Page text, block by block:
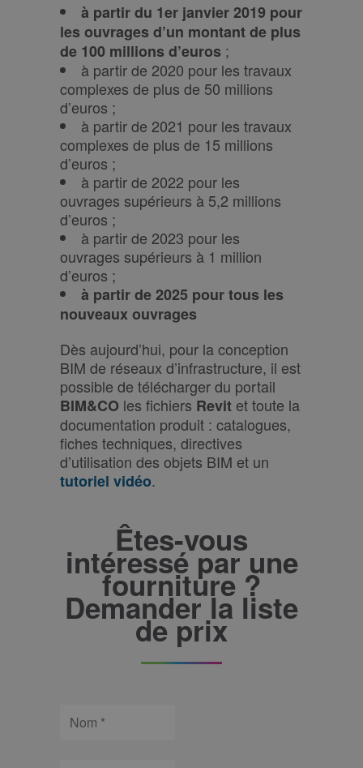
à partir du 1er janvier 2019 pour
les ouvrages d’un montant de plus
de 100 millions d’euros ;
à partir de 2020 pour les travaux
complexes de plus de 50 millions
d’euros ;
à partir de 2021 pour les travaux
complexes de plus de 15 millions
d’euros ;
à partir de 2022 pour les
ouvrages supérieurs à 5,2 millions
d’euros ;
à partir de 2023 pour les
ouvrages supérieurs à 1 million
d’euros ;
à partir de 2025 pour tous les
nouveaux ouvrages
Dès aujourd’hui, pour la conception
BIM de réseaux d’infrastructure, il est
possible de télécharger du portail
BIM&CO les fichiers Revit et toute la
documentation produit : catalogues,
fiches techniques, directives
d’utilisation des objets BIM et un
tutoriel vidéo.
Êtes-vous
intéressé par une
fourniture ?
Demander la liste
de prix